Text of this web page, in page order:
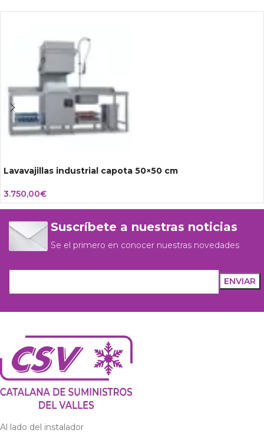
Lavavajillas industrial capota 50×50 cm
3.750,00€
Suscríbete a nuestras noticias
Se el primero en conocer nuestras novedades
Al lado del instalador